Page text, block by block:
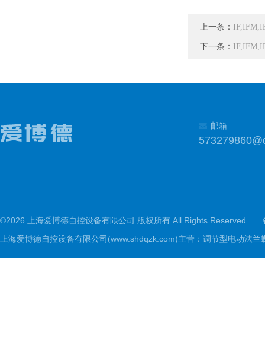
上一条：
下一条：
邮箱
©2026 上海爱博德自控设备有限公司 版权所有 All Rights Reserved.
上海爱博德自控设备有限公司(www.shdqzk.com)主营：调节型电动法